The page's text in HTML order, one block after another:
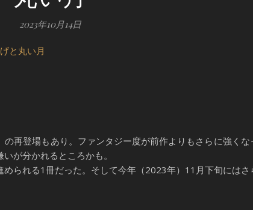
2023年10月14日
と丸い月
再登場もあり。ファンタジー度が前作よりもさらに強くな
が分かれるところかも。
られる1冊だった。そして今年（2023年）11月下旬にはさ